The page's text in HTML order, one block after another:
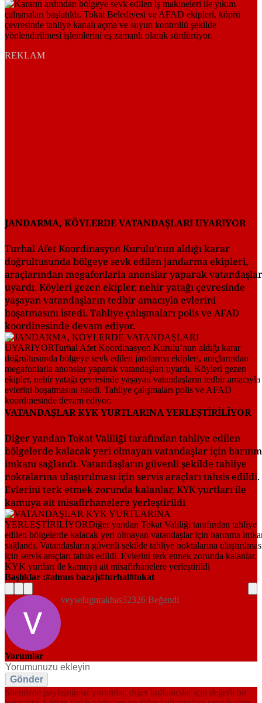
REKLAM
JANDARMA, KÖYLERDE VATANDAŞLARI UYARIYOR
Turhal Afet Koordinasyon Kurulu’nun aldığı karar
doğrultusunda bölgeye sevk edilen jandarma ekipleri,
araçlarından megafonlarla anonslar yaparak
uyardı. Köyleri gezen ekipler, nehir yatağı çevresinde
yaşayan vatandaşların tedbir amacıyla evlerini
boşatmasını istedi. Tahliye çalışmaları polis ve AFAD
koordinesinde devam ediyor.
VATANDAŞLAR KYK YURTLARINA YERLEŞTİRİLİYOR
Diğer yandan Tokat Valiliği tarafından tahliye edilen
bölgelerde kalacak yeri olmayan vatandaşlar için
imkanı sağlandı. Vatandaşların güvenli şekilde tahliye
noktalarına ulaştırılması için servis araçları tahsis edildi.
Evlerini terk etmek zorunda kalanlar, KYK yurtları ile
kamuya ait misafirhanelere yerleştirildi
Başlıklar : almus barajı turhal tokat
veyselugurakbas52326 Beğendi
Yorumlar
Gönder
Sitemizde paylaştığınız yorumlar, diğer kullanıcılar için değerli bir